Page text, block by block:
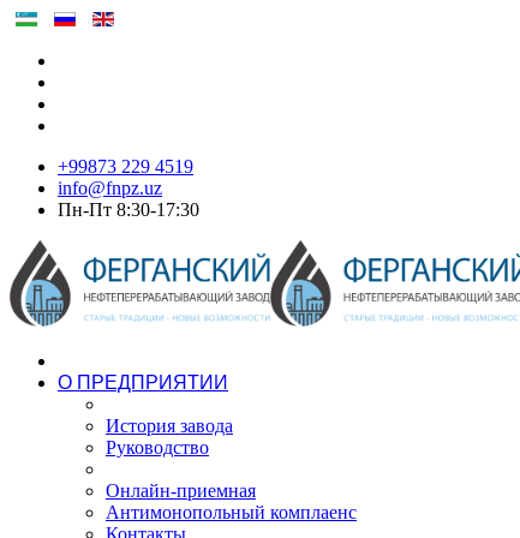
+99873 229 4519
info@fnpz.uz
Пн-Пт 8:30-17:30
О ПРЕДПРИЯТИИ
История завода
Руководство
Онлайн-приемная
Антимонопольный комплаенс
Контакты